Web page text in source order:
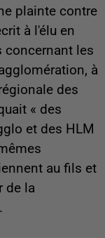
plainte contre
à l'élu en
concernant les
à
des
« des
et des HLM
au fils et
de la